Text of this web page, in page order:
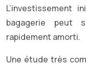
L’investissement
bagagerie peut
rapidement amorti.
Une étude très